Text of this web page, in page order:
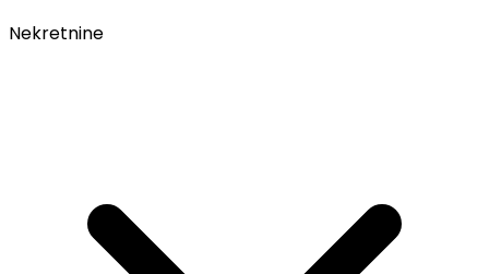
Nekretnine